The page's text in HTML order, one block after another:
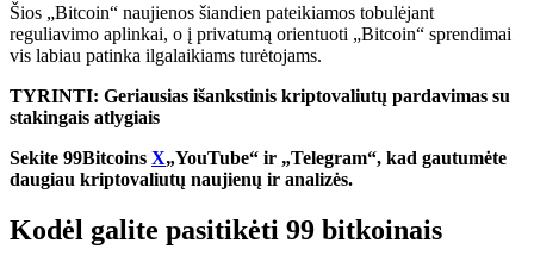
Šios „Bitcoin“ naujienos šiandien pateikiamos tobulėjant
reguliavimo aplinkai, o į privatumą orientuoti „Bitcoin“ sprendimai
vis labiau patinka ilgalaikiams turėtojams.
TYRINTI: Geriausias išankstinis kriptovaliutų pardavimas su
stakingais atlygiais
Sekite 99Bitcoins X„YouTube“ ir „Telegram“, kad gautumėte
daugiau kriptovaliutų naujienų ir analizės.
Kodėl galite pasitikėti 99 bitkoinais